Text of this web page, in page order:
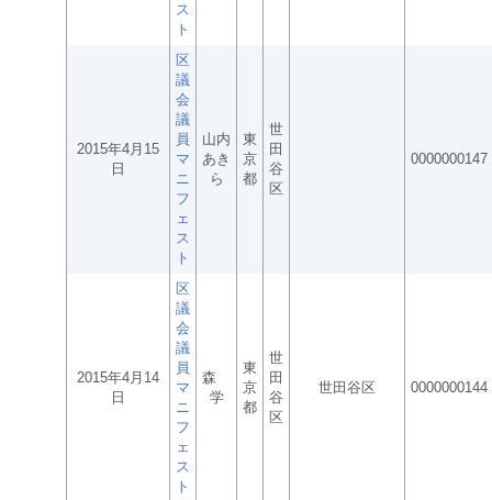
ス
ト
2015年4月15
日
区
議
会
議
員
マ
ニ
フ
ェ
ス
ト
山内
あき
ら
東
京
都
世
田
谷
区
0000000147
2015年4月14
日
区
議
会
議
員
マ
ニ
フ
ェ
ス
ト
森
学
東
京
都
世
田
谷
区
世田谷区 0000000144